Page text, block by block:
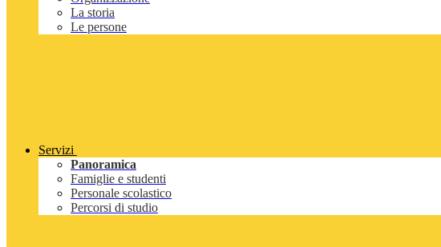
La storia
Le persone
Servizi
Panoramica
Famiglie e studenti
Personale scolastico
Percorsi di studio